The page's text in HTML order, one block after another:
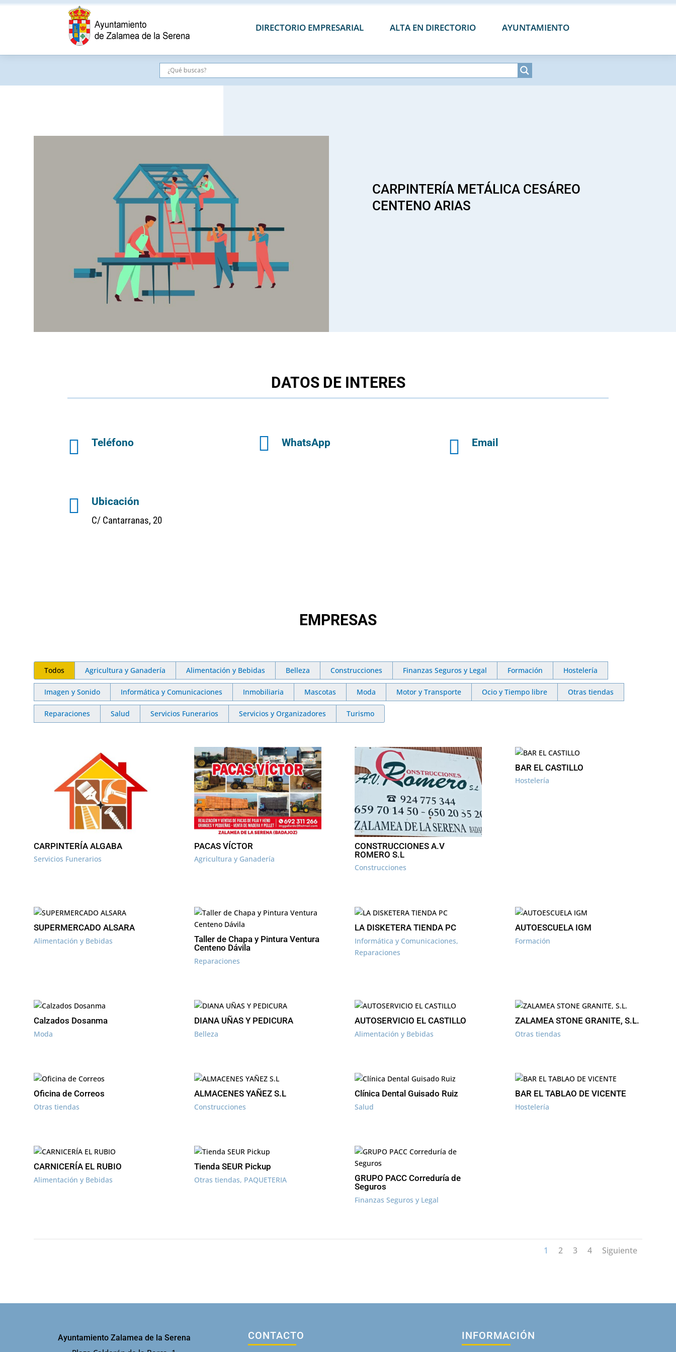
DIRECTORIO EMPRESARIAL ALTA EN DIRECTORIO AYUNTAMIENTO
CARPINTERÍA METÁLICA CESÁREO
CENTENO ARIAS
DATOS DE INTERES
 Teléfono  WhatsApp  Email
 Ubicación
C/ Cantarranas, 20
EMPRESAS
Todos Agricultura y Ganadería Alimentación y Bebidas Belleza Construcciones Finanzas Seguros y Legal Formación Hostelería
Imagen y Sonido Informática y Comunicaciones Inmobiliaria Mascotas Moda Motor y Transporte Ocio y Tiempo libre Otras tiendas
Reparaciones Salud Servicios Funerarios Servicios y Organizadores Turismo
CARPINTERÍA ALGABA
Servicios Funerarios
PACAS VÍCTOR
Agricultura y Ganadería
CONSTRUCCIONES A.V
ROMERO S.L
Construcciones
BAR EL CASTILLO
Hostelería
SUPERMERCADO ALSARA
Alimentación y Bebidas
Taller de Chapa y Pintura Ventura
Centeno Dávila
Reparaciones
LA DISKETERA TIENDA PC
Informática y Comunicaciones,
Reparaciones
AUTOESCUELA IGM
Formación
Calzados Dosanma
Moda
DIANA UÑAS Y PEDICURA
Belleza
AUTOSERVICIO EL CASTILLO
Alimentación y Bebidas
ZALAMEA STONE GRANITE, S.L.
Otras tiendas
Oficina de Correos
Otras tiendas
ALMACENES YAÑEZ S.L
Construcciones
Clínica Dental Guisado Ruiz
Salud
BAR EL TABLAO DE VICENTE
Hostelería
CARNICERÍA EL RUBIO
Alimentación y Bebidas
Tienda SEUR Pickup
Otras tiendas, PAQUETERIA
GRUPO PACC Correduría de
Seguros
Finanzas Seguros y Legal
1 2 3 4 Siguiente
Ayuntamiento Zalamea de la Serena CONTACTO INFORMACIÓN